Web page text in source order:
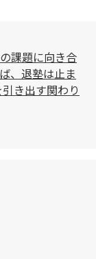
課題に向き合
、退塾は止ま
き出す関わり